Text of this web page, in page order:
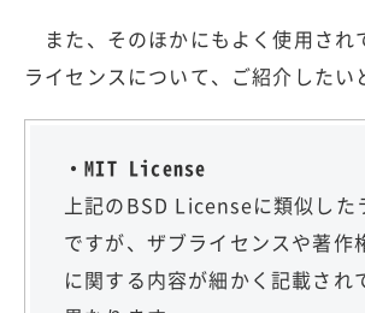
また、そのほかにもよく使用され
ライセンスについて、ご紹介したい
・MIT License
上記のBSD Licenseに類似した
ですが、ザブライセンスや著作
に関する内容が細かく記載され